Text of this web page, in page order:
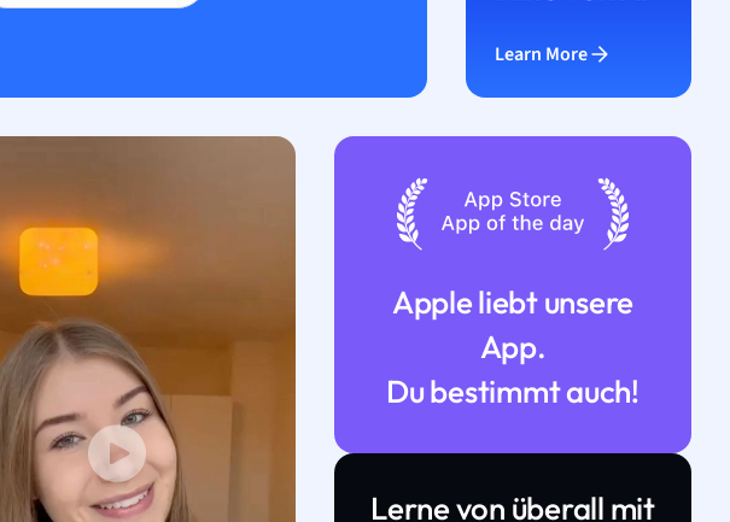
Learn More
Apple liebt unsere
App.
Du bestimmt auch!
Lerne von überall mit